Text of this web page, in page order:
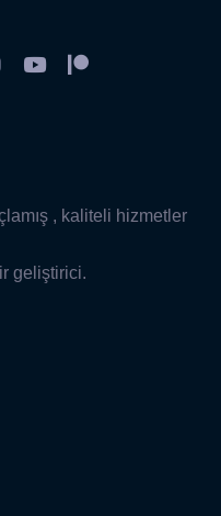
, kaliteli hizmetler
geliştirici.